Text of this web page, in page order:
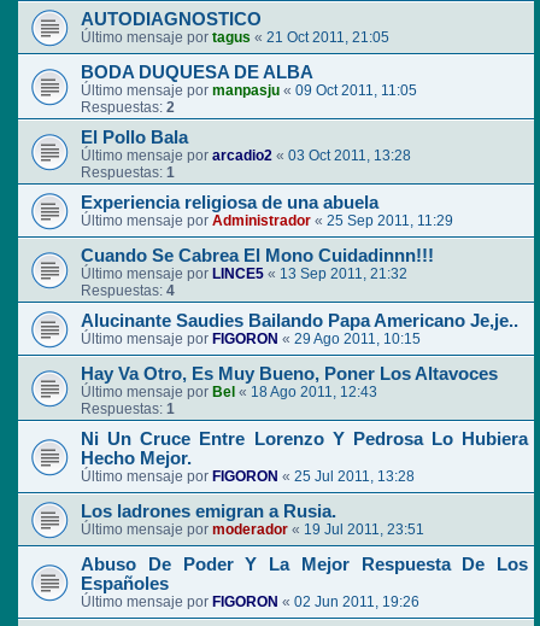
AUTODIAGNOSTICO
Último mensaje por tagus « 21 Oct 2011, 21:05
BODA DUQUESA DE ALBA
Último mensaje por manpasju « 09 Oct 2011, 11:05
Respuestas: 2
El Pollo Bala
Último mensaje por arcadio2 « 03 Oct 2011, 13:28
Respuestas: 1
Experiencia religiosa de una abuela
Último mensaje por Administrador « 25 Sep 2011, 11:29
Cuando Se Cabrea El Mono Cuidadinnn!!!
Último mensaje por LINCE5 « 13 Sep 2011, 21:32
Respuestas: 4
Alucinante Saudies Bailando Papa Americano Je,je..
Último mensaje por FIGORON « 29 Ago 2011, 10:15
Hay Va Otro, Es Muy Bueno, Poner Los Altavoces
Último mensaje por Bel « 18 Ago 2011, 12:43
Respuestas: 1
Ni Un Cruce Entre Lorenzo Y Pedrosa Lo Hubiera
Hecho Mejor.
Último mensaje por FIGORON « 25 Jul 2011, 13:28
Los ladrones emigran a Rusia.
Último mensaje por moderador « 19 Jul 2011, 23:51
Abuso De Poder Y La Mejor Respuesta De Los
Españoles
Último mensaje por FIGORON « 02 Jun 2011, 19:26